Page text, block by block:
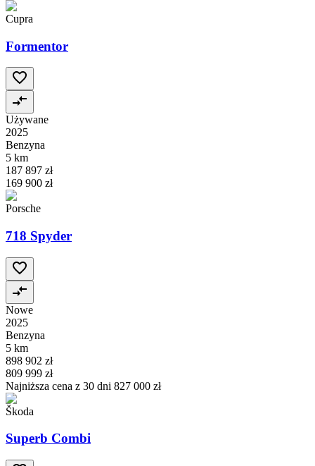
Cupra
Formentor
Używane
2025
Benzyna
5 km
187 897 zł
169 900 zł
Porsche
718 Spyder
Nowe
2025
Benzyna
5 km
898 902 zł
809 999 zł
Najniższa cena z 30 dni 827 000 zł
Škoda
Superb Combi